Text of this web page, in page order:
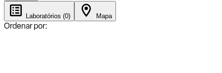
Laboratórios (0) Mapa
Ordenar por: